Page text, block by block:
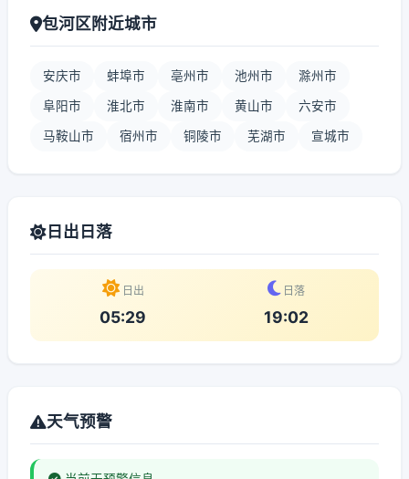
包河区附近城市
安庆市 蚌埠市 亳州市 池州市 滁州市
阜阳市 淮北市 淮南市 黄山市 六安市
马鞍山市 宿州市 铜陵市 芜湖市 宣城市
日出日落
日出
05:29
日落
19:02
天气预警